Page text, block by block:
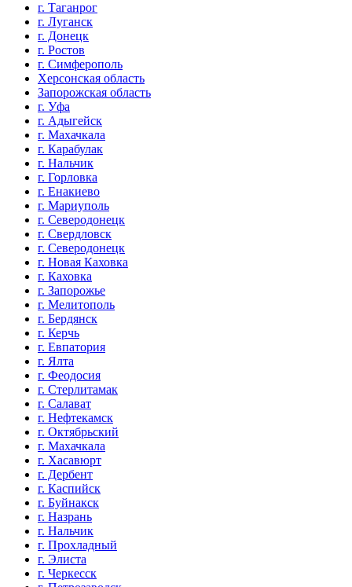
г. Таганрог
г. Луганск
г. Донецк
г. Ростов
г. Симферополь
Херсонская область
Запорожская область
г. Уфа
г. Адыгейск
г. Махачкала
г. Карабулак
г. Нальчик
г. Горловка
г. Енакиево
г. Мариуполь
г. Северодонецк
г. Свердловск
г. Северодонецк
г. Новая Каховка
г. Каховка
г. Запорожье
г. Мелитополь
г. Бердянск
г. Керчь
г. Евпатория
г. Ялта
г. Феодосия
г. Стерлитамак
г. Салават
г. Нефтекамск
г. Октябрьский
г. Махачкала
г. Хасавюрт
г. Дербент
г. Каспийск
г. Буйнакск
г. Назрань
г. Нальчик
г. Прохладный
г. Элиста
г. Черкесск